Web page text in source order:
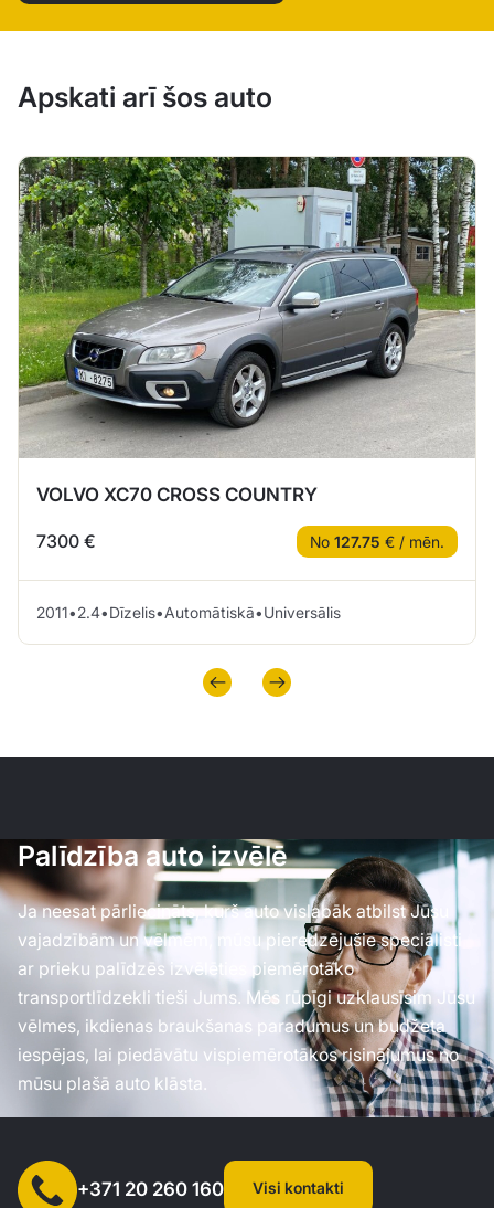
Apskati arī šos auto
VOLVO XC70 CROSS COUNTRY
7300 € No 127.75 € / mēn.
2011•2.4•Dīzelis•Automātiskā•Universālis
Palīdzība auto izvēlē
Ja neesat pārliecināts, kurš auto vislabāk atbilst Jūsu
vajadzībām un vēlmēm, mūsu pieredzējušie speciālisti
ar prieku palīdzēs izvēlēties piemērotāko
transportlīdzekli tieši Jums. Mēs rūpīgi uzklausīsim Jūsu
vēlmes, ikdienas braukšanas paradumus un budžeta
iespējas, lai piedāvātu vispiemērotākos risinājumus no
mūsu plašā auto klāsta.
+371 20 260 160 Visi kontakti